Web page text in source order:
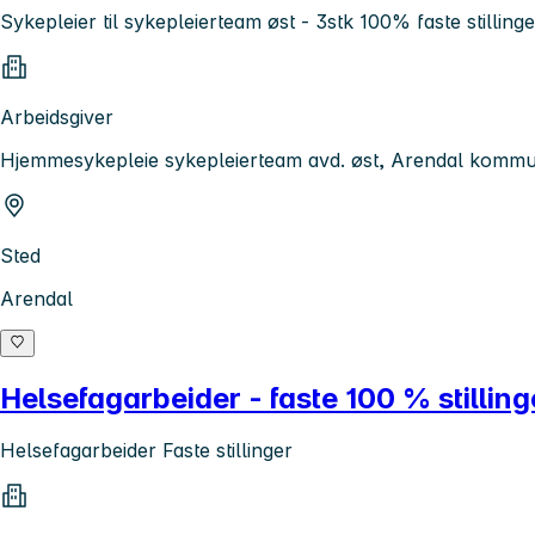
Sykepleier til sykepleierteam øst - 3stk 100% faste
Arbeidsgiver
Hjemmesykepleie sykepleierteam avd. øst, Arendal
Sted
Arendal
Helsefagarbeider - faste 100 %
Helsefagarbeider Faste stillinger